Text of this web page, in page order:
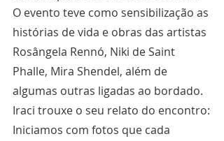
O evento teve como sensibilização as
histórias de vida e obras das artistas
Rosângela Rennó, Niki de Saint
Phalle, Mira Shendel, além de
algumas outras ligadas ao bordado.
Iraci trouxe o seu relato do encontro:
Iniciamos com fotos que cada